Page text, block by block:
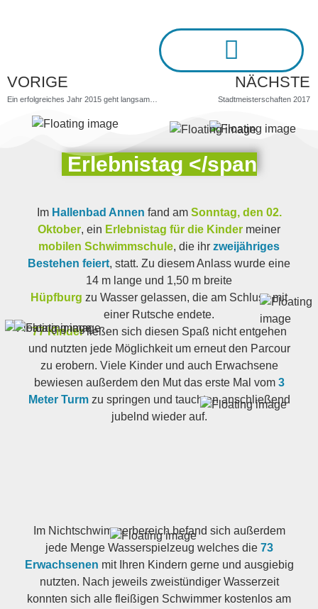
VORIGE NÄCHSTE
Stadtmeisterschaften 2017
Erlebnistag </span
Im Hallenbad Annen fand am Sonntag, den 02.
Oktober, ein Erlebnistag für die Kinder meiner
mobilen Schwimmschule, die ihr zweijähriges
Bestehen feiert, statt. Zu diesem Anlass wurde eine
14 m lange und 1,50 m breite
Hüpfburg zu Wasser gelassen, die am Schluss mit
einer Rutsche endete.
77 Kinderließen sich diesen Spaß nicht entgehen
und nutzten jede Möglichkeit um erneut den Parcour
zu erobern. Viele Kinder und auch Erwachsene
bewiesen außerdem den Mut das erste Mal vom 3
Meter Turmzu springen und tauchten anschließend
jubelnd wieder auf.
Im Nichtschwimmerbereich befand sich außerdem
jede Menge Wasserspielzeug welches die 73
Erwachsenen mit Ihren Kindern gerne und ausgiebig
nutzten. Nach jeweils zweistündiger Wasserzeit
konnten sich alle fleißigen Schwimmer kostenlos am